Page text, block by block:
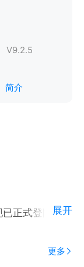
V9.2.5
简介
正式登陆腾讯
版授权的高热
tab 发现热门
展开
更多